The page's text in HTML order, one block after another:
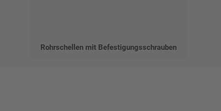
Rohrschellen mit Befestigungsschrauben